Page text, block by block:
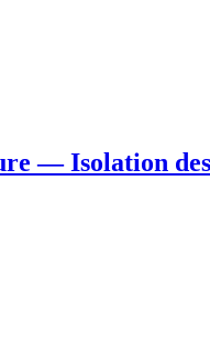
— Isolation